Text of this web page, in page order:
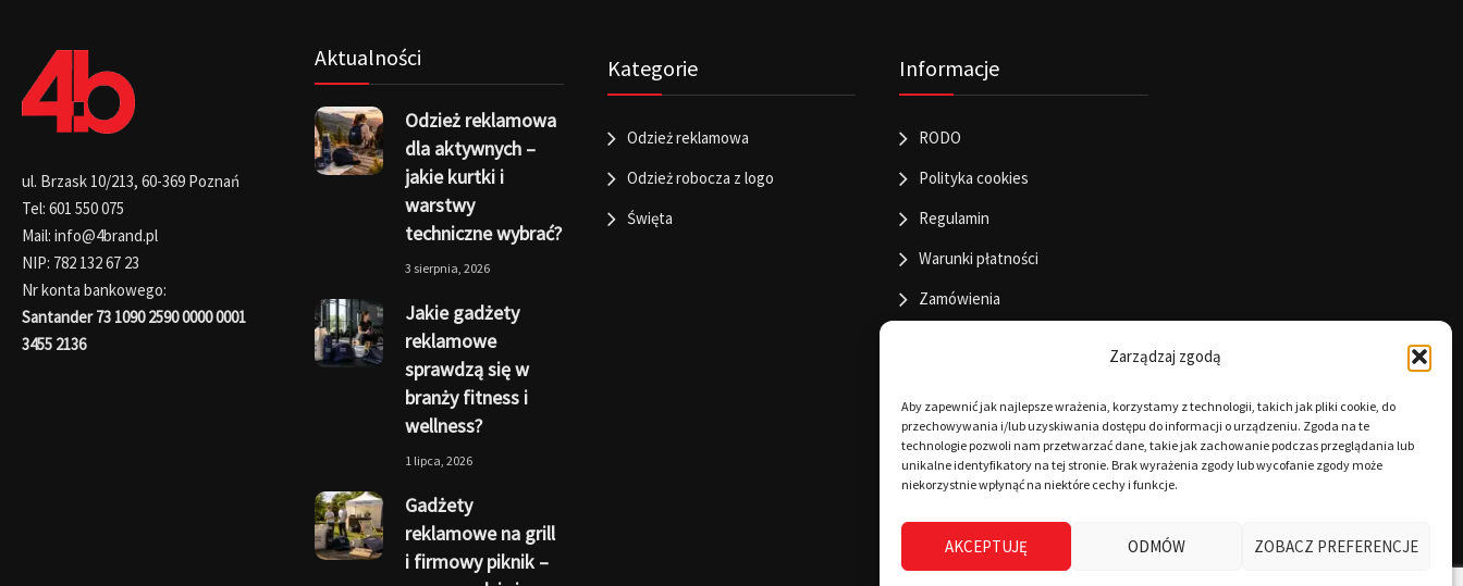
Zarządzaj zgodą
Aby zapewnić jak najlepsze wrażenia, korzystamy z technologii, takich jak pliki cookie, do
przechowywania i/lub uzyskiwania dostępu do informacji o urządzeniu. Zgoda na te
technologie pozwoli nam przetwarzać dane, takie jak zachowanie podczas przeglądania lub
unikalne identyfikatory na tej stronie. Brak wyrażenia zgody lub wycofanie zgody może
niekorzystnie wpłynąć na niektóre cechy i funkcje.
AKCEPTUJĘ ODMÓW ZOBACZ PREFERENCJE
ul. Brzask 10/213, 60-369 Poznań
Tel: 601 550 075
Mail: info@4brand.pl
NIP: 782 132 67 23
Nr konta bankowego:
Santander 73 1090 2590 0000 0001
3455 2136
Aktualności
Odzież reklamowa
dla aktywnych –
jakie kurtki i
warstwy
techniczne wybrać?
3 sierpnia, 2026
Jakie gadżety
reklamowe
sprawdzą się w
branży fitness i
wellness?
1 lipca, 2026
Gadżety
reklamowe na grill
i firmowy piknik –
Kategorie
Odzież reklamowa
Odzież robocza z logo
Święta
Informacje
RODO
Polityka cookies
Regulamin
Warunki płatności
Zamówienia